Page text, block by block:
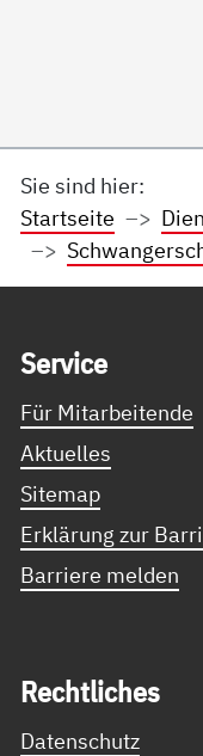
Sie sind hier:
Startseite
Ser­vice
Für Mitarbeitende
Aktuelles
Sitemap
Erklärung zur
Barriere melden
Recht­li­ches
Datenschutz